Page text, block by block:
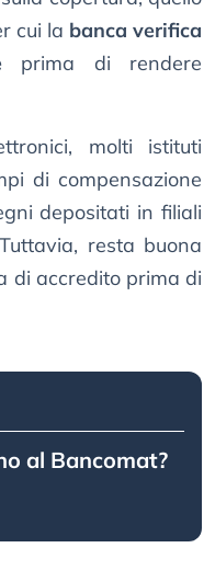
cui la banca verifica
prima di rendere
molti istituti
di compensazione
depositati in filiali
resta buona
di accredito prima di
al Bancomat?